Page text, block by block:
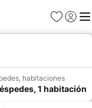
Favoritos
Iniciar
habitaciones
1 habitación